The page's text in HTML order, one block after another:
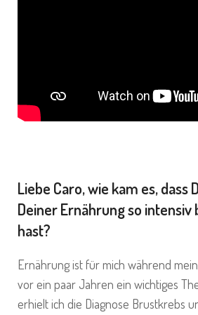
Liebe Caro, wie kam es, dass
Deiner Ernährung so
hast?
Ernährung ist für mich während
vor ein paar Jahren ein wichtiges
erhielt ich die Diagnose Brustkrebs